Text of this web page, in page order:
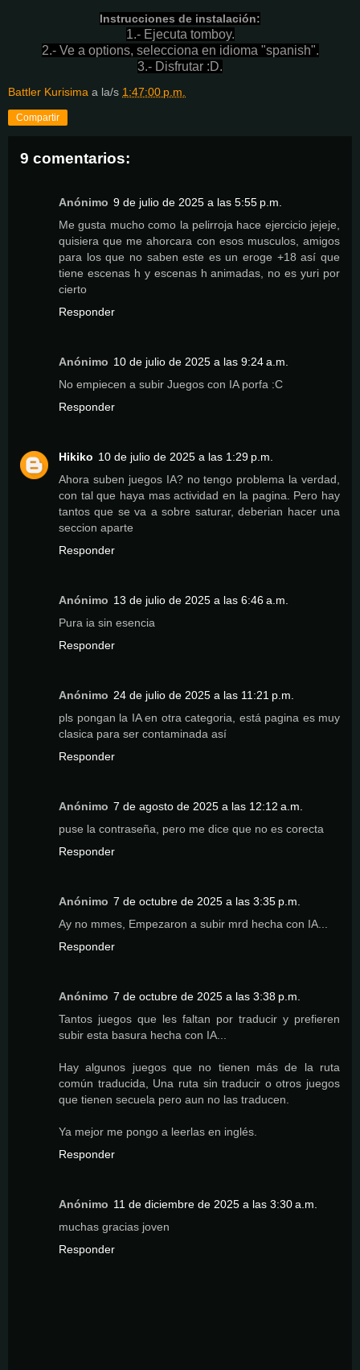
Instrucciones de instalación:
1.- Ejecuta tomboy.
2.- Ve a options, selecciona en idioma "spanish".
3.- Disfrutar :D.
Battler Kurisima a la/s 1:47:00 p.m.
Compartir
9 comentarios:
Anónimo 9 de julio de 2025 a las 5:55 p.m.
Me gusta mucho como la pelirroja hace ejercicio jejeje,
quisiera que me ahorcara con esos musculos, amigos
para los que no saben este es un eroge +18 así que
tiene escenas h y escenas h animadas, no es yuri por
cierto
Responder
Anónimo 10 de julio de 2025 a las 9:24 a.m.
No empiecen a subir Juegos con IA porfa :C
Responder
Hikiko 10 de julio de 2025 a las 1:29 p.m.
Ahora suben juegos IA? no tengo problema la verdad,
con tal que haya mas actividad en la pagina. Pero hay
tantos que se va a sobre saturar, deberian hacer una
seccion aparte
Responder
Anónimo 13 de julio de 2025 a las 6:46 a.m.
Pura ia sin esencia
Responder
Anónimo 24 de julio de 2025 a las 11:21 p.m.
pls pongan la IA en otra categoria, está pagina es muy
clasica para ser contaminada así
Responder
Anónimo 7 de agosto de 2025 a las 12:12 a.m.
puse la contraseña, pero me dice que no es corecta
Responder
Anónimo 7 de octubre de 2025 a las 3:35 p.m.
Ay no mmes, Empezaron a subir mrd hecha con IA...
Responder
Anónimo 7 de octubre de 2025 a las 3:38 p.m.
Tantos juegos que les faltan por traducir y prefieren
subir esta basura hecha con IA...
Hay algunos juegos que no tienen más de la ruta
común traducida, Una ruta sin traducir o otros juegos
que tienen secuela pero aun no las traducen.
Ya mejor me pongo a leerlas en inglés.
Responder
Anónimo 11 de diciembre de 2025 a las 3:30 a.m.
muchas gracias joven
Responder